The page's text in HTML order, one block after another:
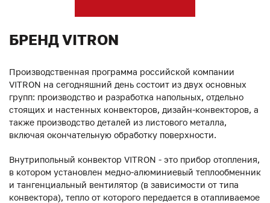
БРЕНД VITRON
Производственная программа российской компании
VITRON на сегодняшний день состоит из двух основных
групп: производство и разработка напольных, отдельно
стоящих и настенных конвекторов, дизайн-конвекторов, а
также производство деталей из листового металла,
включая окончательную обработку поверхности.
Внутрипольный конвектор VITRON - это прибор отопления,
в котором установлен медно-алюминиевый теплообменник
и тангенциальный вентилятор (в зависимости от типа
конвектора), тепло от которого передается в отапливаемое